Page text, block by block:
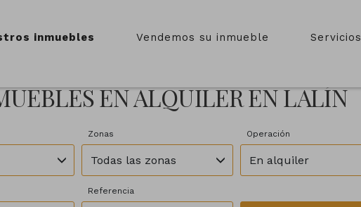
inmuebles Vendemos su inmueble Servicios
EN ALQUILER EN LALÍN
Zonas
Todas las zonas
Operación
En alquiler
Referencia